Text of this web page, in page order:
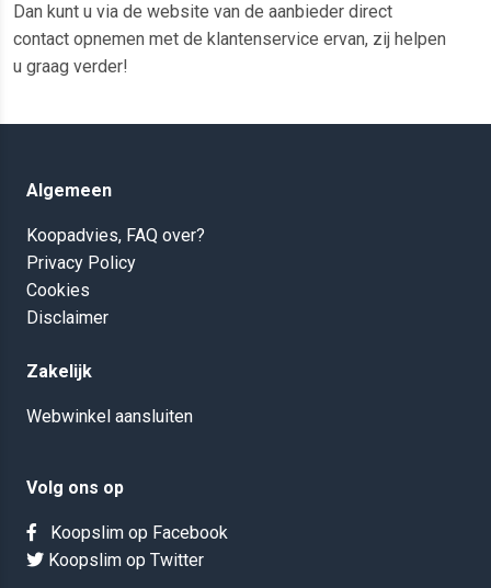
Dan kunt u via de website van de aanbieder direct
contact opnemen met de klantenservice ervan, zij helpen
u graag verder!
Algemeen
Koopadvies, FAQ over?
Privacy Policy
Cookies
Disclaimer
Zakelijk
Webwinkel aansluiten
Volg ons op
Koopslim op Facebook
Koopslim op Twitter